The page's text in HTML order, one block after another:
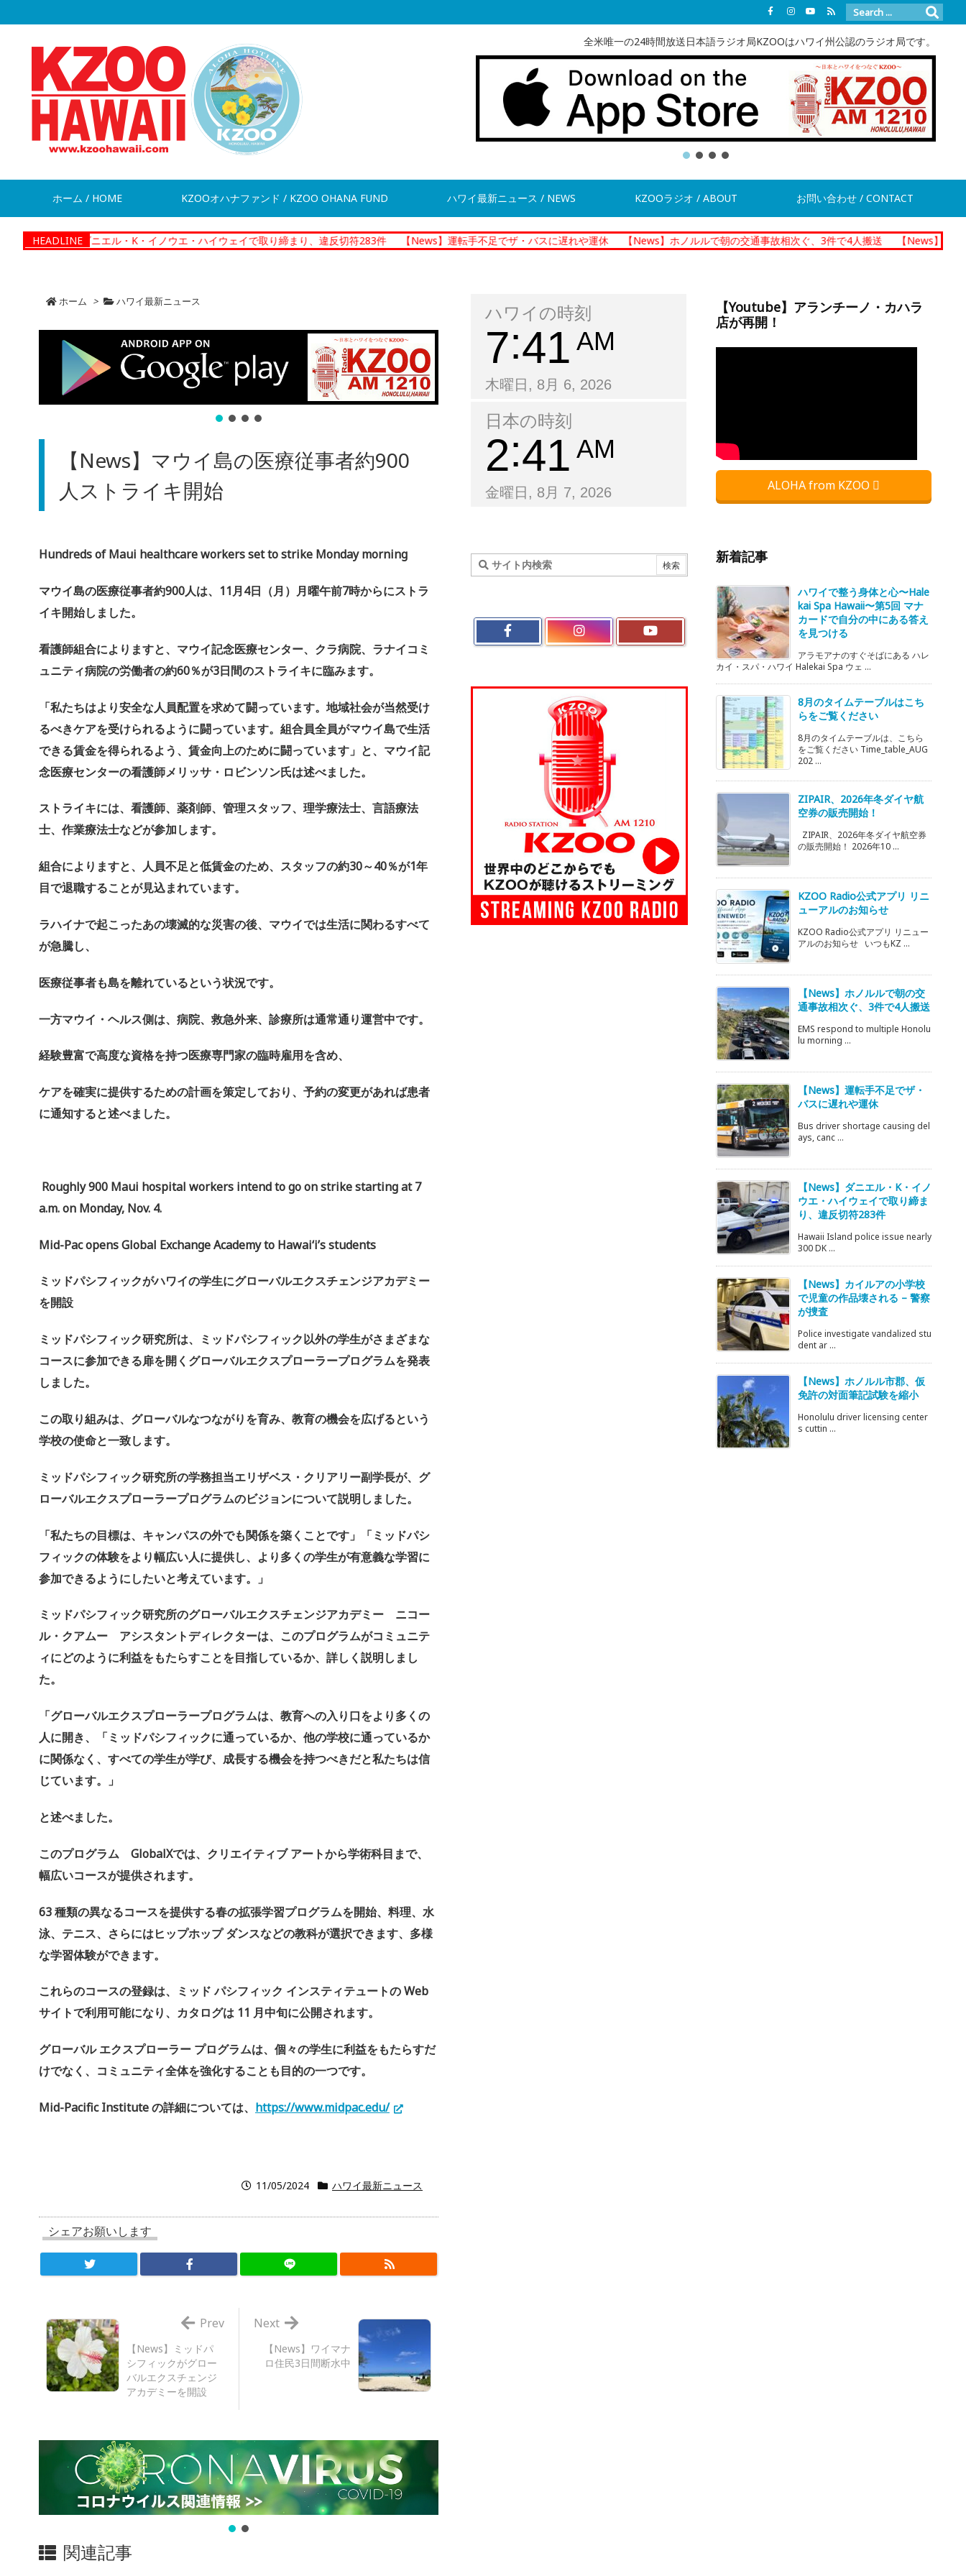
全米唯一の24時間放送日本語ラジオ局KZOOはハワイ州公認のラジオ局です。
ホーム / HOME KZOOオハナファンド / KZOO OHANA FUND ハワイ最新ニュース / NEWS KZOOラジオ / ABOUT お問い合わせ / CONTACT
HEADLINE
】ダニエル・K・イノウエ・ハイウェイで取り締まり、違反切符283件 【News】運転手不足でザ・バスに遅れや運休 【News】ホノルルで朝の交通事故相次ぐ、3件で4人搬送 【News】ダニエル・K・イ
ホーム > ハワイ最新ニュース
【News】マウイ島の医療従事者約900
人ストライキ開始
Hundreds of Maui healthcare workers set to strike Monday morning
マウイ島の医療従事者約900人は、11月4日（月）月曜午前7時からにストラ
イキ開始しました。
看護師組合によりますと、マウイ記念医療センター、クラ病院、 ラナイコミ
ュニティ病院の労働者の約60％が3日間のストライキに臨みます。
「私たちはより安全な人員配置を求めて闘っています。 地域社会が当然受け
るべきケアを受けられるように闘っています。 組合員全員がマウイ島で生活
できる賃金を得られるよう、 賃金向上のために闘っています」と、 マウイ記
念医療センターの看護師メリッサ・ ロビンソン氏は述べました。
ストライキには、看護師、薬剤師、管理スタッフ、理学療法士、 言語療法
士、作業療法士などが参加します。
組合によりますと、人員不足と低賃金のため、スタッフの約30～40％が1年
目で退職することが見込まれています。
ラハイナで起こったあの壊滅的な災害の後、 マウイでは生活に関わるすべて
が急騰し、
医療従事者も島を離れているという状況です。
一方マウイ・ヘルス側は、病院、救急外来、 診療所は通常通り運営中です。
経験豊富で高度な資格を持つ医療専門家の臨時雇用を含め、
ケアを確実に提供するための計画を策定しており、 予約の変更があれば患者
に通知すると述べました。
Roughly 900 Maui hospital workers intend to go on strike starting at 7
a.m. on Monday, Nov. 4.
Mid-Pac opens Global Exchange Academy to Hawaiʻi’s students
ミッドパシフィックがハワイの学生にグローバルエクスチェンジアカデミー
を開設
ミッドパシフィック研究所は、
ミッドパシフィック以外の学生がさまざまな
コースに参加できる扉を開くグローバルエクスプローラープログラムを発表
しました。
この取り組みは、グローバルなつながりを育み、 教育の機会を広げるという
学校の使命と一致します。
ミッドパシフィック研究所の学務担当エリザベス・ クリアリー副学長が、 グ
ローバルエクスプローラープログラムのビジョンについて説明し ました。
「私たちの目標は、キャンパスの外でも関係を築くことです」「ミッドパシ
フィックの体験をより幅広い人に提供し、 より多くの学生が有意義な学習に
参加できるようにしたいと考えています。」
ミッドパシフィック研究所のグローバルエクスチェンジアカデミー ニコー
ル・クアムー アシスタントディレクターは、 このプログラムがコミュニテ
ィにどのように利益をもたらすことを目指しているか、詳しく説明しまし
た。
「グローバルエクスプローラープログラムは、 教育への入り口をより多くの
人に開き、「ミッドパシフィックに通っているか、 他の学校に通っているか
に関係なく、すべての学生が学び、 成長する機会を持つべきだと私たちは信
じています。」
と述べました。
このプログラム GlobalXでは、クリエイティブ アートから学術科目まで、
幅広いコースが提供されます。
63 種類の異なるコースを提供する春の拡張学習プログラムを開始、 料理、水
泳、テニス、さらにはヒップホップ ダンスなどの教科が選択できます、多様
な学習体験ができます。
これらのコースの登録は、ミッド パシフィック インスティテュートの Web
サイトで利用可能になり、カタログは 11 月中旬に公開されます。
グローバル エクスプローラー プログラムは、個々の学生に利益をもたらすだ
けでなく、 コミュニティ全体を強化することも目的の一つです。
Mid-Pacific Institute の詳細については、 https://www.midpac.edu/
11/05/2024 ハワイ最新ニュース
シェアお願いします
【News】ワイマナ
ロ住民3日間断水中
Next
【News】ミッドパ
シフィックがグロー
バルエクスチェンジ
アカデミーを開設
Prev
関連記事
ハワイの時刻
7 41 AM
木曜日, 8月 6, 2026
日本の時刻
2 41 AM
金曜日, 8月 7, 2026
【Youtube】アランチーノ・カハラ
店が再開！
ALOHA from KZOO
新着記事
ハワイで整う身体と心〜Hale
kai Spa Hawaii〜第5回 マナ
カードで自分の中にある答え
を見つける
アラモアナのすぐそばにある ハレ
カイ・スパ・ハワイ Halekai Spa ウェ ...
8月のタイムテーブルはこち
らをご覧ください
8月のタイムテーブルは、こちら
をご覧ください Time_table_AUG
202 ...
ZIPAIR、2026年冬ダイヤ航
空券の販売開始！
ZIPAIR、2026年冬ダイヤ航空券
の販売開始！ 2026年10 ...
KZOO Radio公式アプリ リニ
ューアルのお知らせ
KZOO Radio公式アプリ リニュー
アルのお知らせ いつもKZ ...
【News】ホノルルで朝の交
通事故相次ぐ、3件で4人搬送
EMS respond to multiple Honolu
lu morning ...
【News】運転手不足でザ・
バスに遅れや運休
Bus driver shortage causing del
ays, canc ...
【News】ダニエル・K・イノ
ウエ・ハイウェイで取り締ま
り、違反切符283件
Hawaii Island police issue nearly
300 DK ...
【News】カイルアの小学校
で児童の作品壊される – 警察
が捜査
Police investigate vandalized stu
dent ar ...
【News】ホノルル市郡、仮
免許の対面筆記試験を縮小
Honolulu driver licensing center
s cuttin ...